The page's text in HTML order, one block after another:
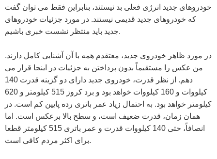
خودروهای جدید انرژی فعلی بد نیستند، بنابراین فقط می توان گفت
که خودروهای جدید قدیمی نیستند. در مورد جزئیات خودروهای
جدید باید منتظر نشست خبری باشیم.
در مورد ظاهر خودروی جدید، معتقدم همه با آن آشنایی کامل دارند.
من عکس را مستقیماً بدون پرداختن به جزئیات در اینجا قرار می
دهم. از نظر قدرت، خودروی جدید دارای دو گزینه قدرت 140
کیلووات و 160 کیلووات خواهد بود و برد کروز 515 کیلومتر و 620
کیلومتر خواهد بود. به احتمال زیاد عمر باتری رده پایین کم است. در
همان زمان، قدرت ضعیف است، و سطح بالا برعکس است. اما
انصافاً، حتی 140 کیلووات قدرت و عمر باتری 515 کیلومتر قطعا
برای اکثر مردم کافی است.